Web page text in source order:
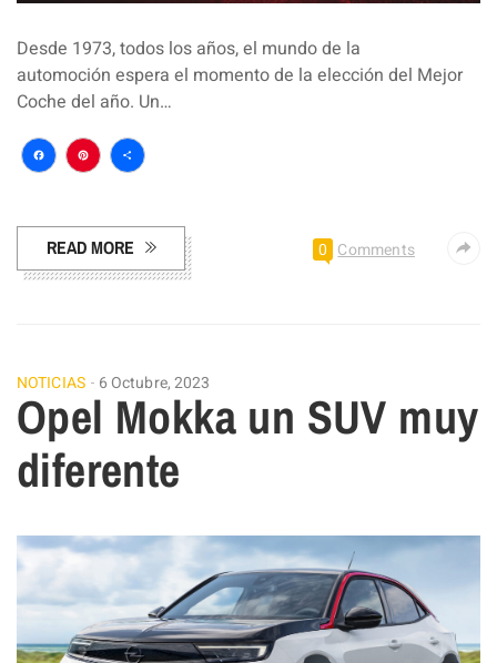
Desde 1973, todos los años, el mundo de la
automoción espera el momento de la elección del Mejor
Coche del año. Un…
Facebook
Pinterest
Compartir
READ MORE 0 Comments
NOTICIAS 6 Octubre, 2023
Opel Mokka un SUV muy
diferente